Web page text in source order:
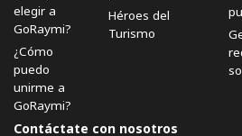
elegir a
GoRaymi?
¿Cómo
puedo
unirme a
GoRaymi?
Héroes del
Turismo
Contáctate con nosotros